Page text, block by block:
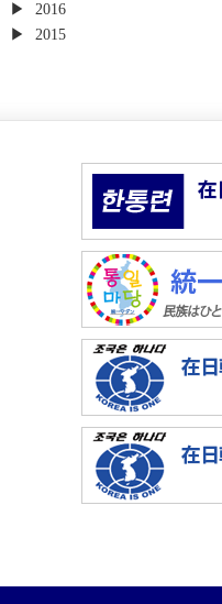
2016
2015